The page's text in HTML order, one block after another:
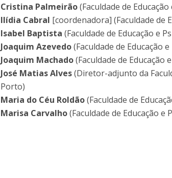
Cristina Palmeirão(Faculdade de
Ilídia Cabral [coordenadora] (Faculdade de
Isabel Baptista (Faculdade de Educação e
Joaquim Azevedo(Faculdade de Educação
Joaquim Machado(Faculdade de Educação
José Matias Alves(Diretor-adjunto da
Porto)
Maria do Céu Roldão(Faculdade de
Marisa Carvalho(Faculdade de Educação